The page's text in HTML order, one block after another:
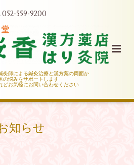
052-559-9200
灸師による鍼灸治療と漢方薬の両面か
の悩みをサポートします
どお気軽にお問い合わせください
知らせ